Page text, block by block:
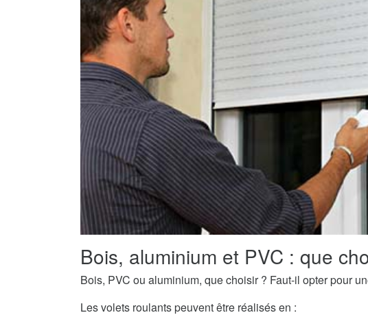
Bois, aluminium et PVC : que
Bois, PVC ou aluminium, que choisir ? Faut-il opter pour
Les volets roulants peuvent être réalisés en :